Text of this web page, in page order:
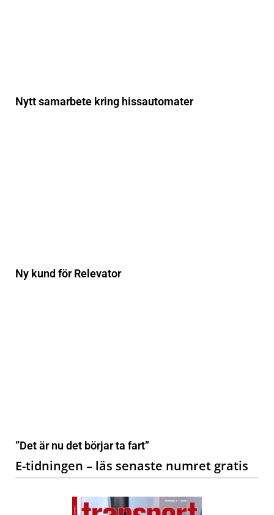
Nytt samarbete kring hissautomater
Ny kund för Relevator
”Det är nu det börjar ta fart”
E-tidningen – läs senaste numret gratis